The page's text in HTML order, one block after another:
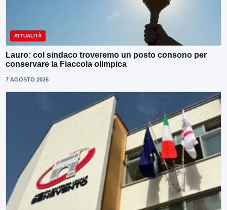
ATTUALITÀ
Lauro: col sindaco troveremo un posto consono per
conservare la Fiaccola olimpica
7 AGOSTO 2026